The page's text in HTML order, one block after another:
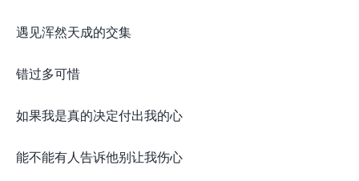
遇见浑然天成的交集
错过多可惜
如果我是真的决定付出我的心
能不能有人告诉他别让我伤心